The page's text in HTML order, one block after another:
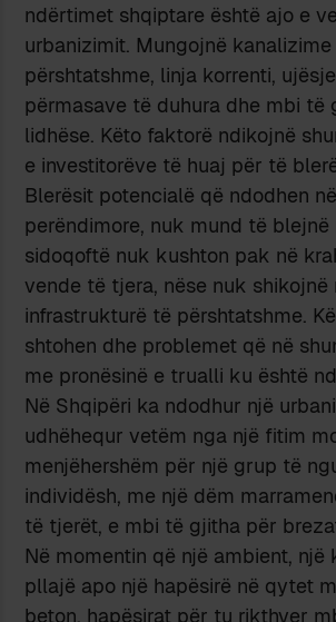
ndërtimet shqiptare është ajo e
urbanizimit. Mungojnë
përshtatshme, linja korrenti,
përmasave të duhura dhe mbi të
lidhëse. Këto faktorë ndikojnë
e investitorëve të huaj për të
Blerësit potencialë që ndodhen
perëndimore, nuk mund të
sidoqoftë nuk kushton pak në
vende të tjera, nëse nuk shikojnë
infrastrukturë të përshtatshme.
shtohen dhe problemet që në
me pronësinë e trualli ku është
Në Shqipëri ka ndodhur një
udhëhequr vetëm nga një fitim
menjëhershëm për një grup të
individësh, me një dëm
të tjerët, e mbi të gjitha për
Në momentin që një ambient, një
pllajë apo një hapësirë në qytet
beton, hapësirat për tu rikthyer